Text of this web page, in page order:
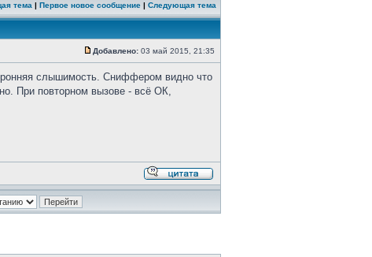
тема | Первое новое сообщение | Следующая тема
Добавлено: 03 май 2015, 21:35
слышимость. Сниффером видно что
При повторном вызове - всё ОК,